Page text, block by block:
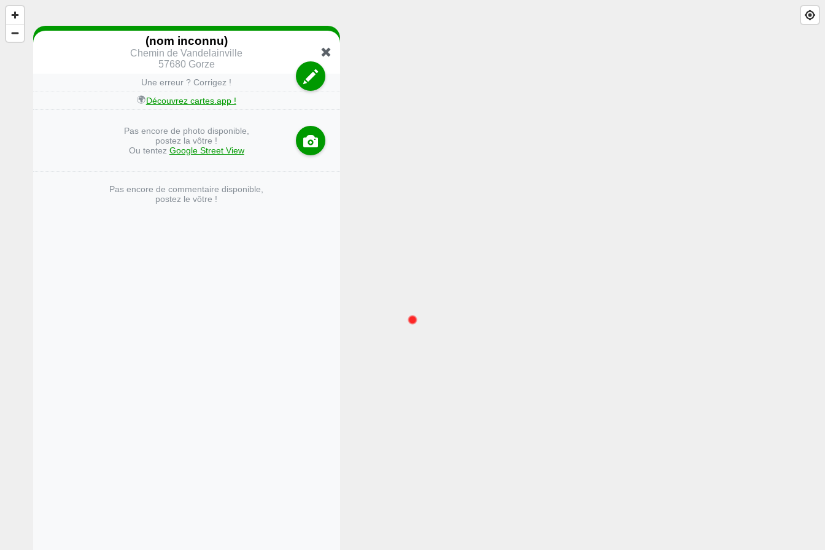
(nom inconnu)
Chemin de Vandelainville
57680 Gorze
Une erreur ? Corrigez !
🌍Découvrez cartes.app !
Pas encore de photo disponible,
postez la vôtre !
Ou tentez Google Street View
Pas encore de commentaire disponible,
postez le vôtre !